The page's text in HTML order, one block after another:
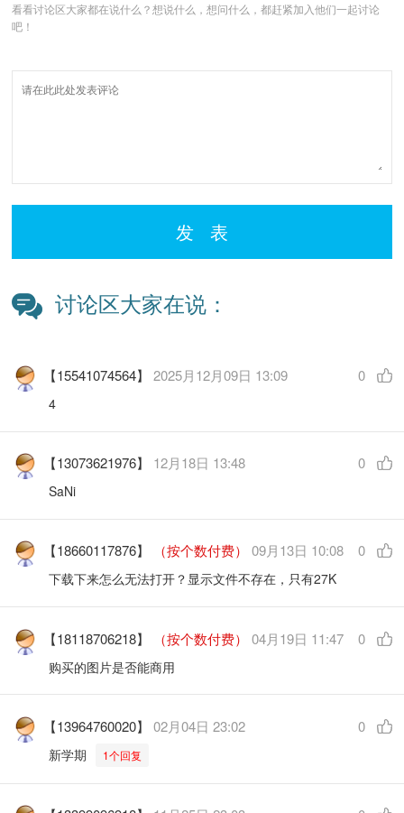
看看讨论区大家都在说什么？想说什么，想问什么，都赶紧加入他们一起讨论
吧！
发 表
讨论区大家在说：
【15541074564】2025月12月09日 13:09 0
4
【13073621976】 12月18日 13:48 0
SaNi
【18660117876】 （按个数付费） 09月13日 10:08 0
下载下来怎么无法打开？显示文件不存在，只有27K
【18118706218】 （按个数付费） 04月19日 11:47 0
购买的图片是否能商用
【13964760020】02月04日 23:02 0
新学期 1个回复